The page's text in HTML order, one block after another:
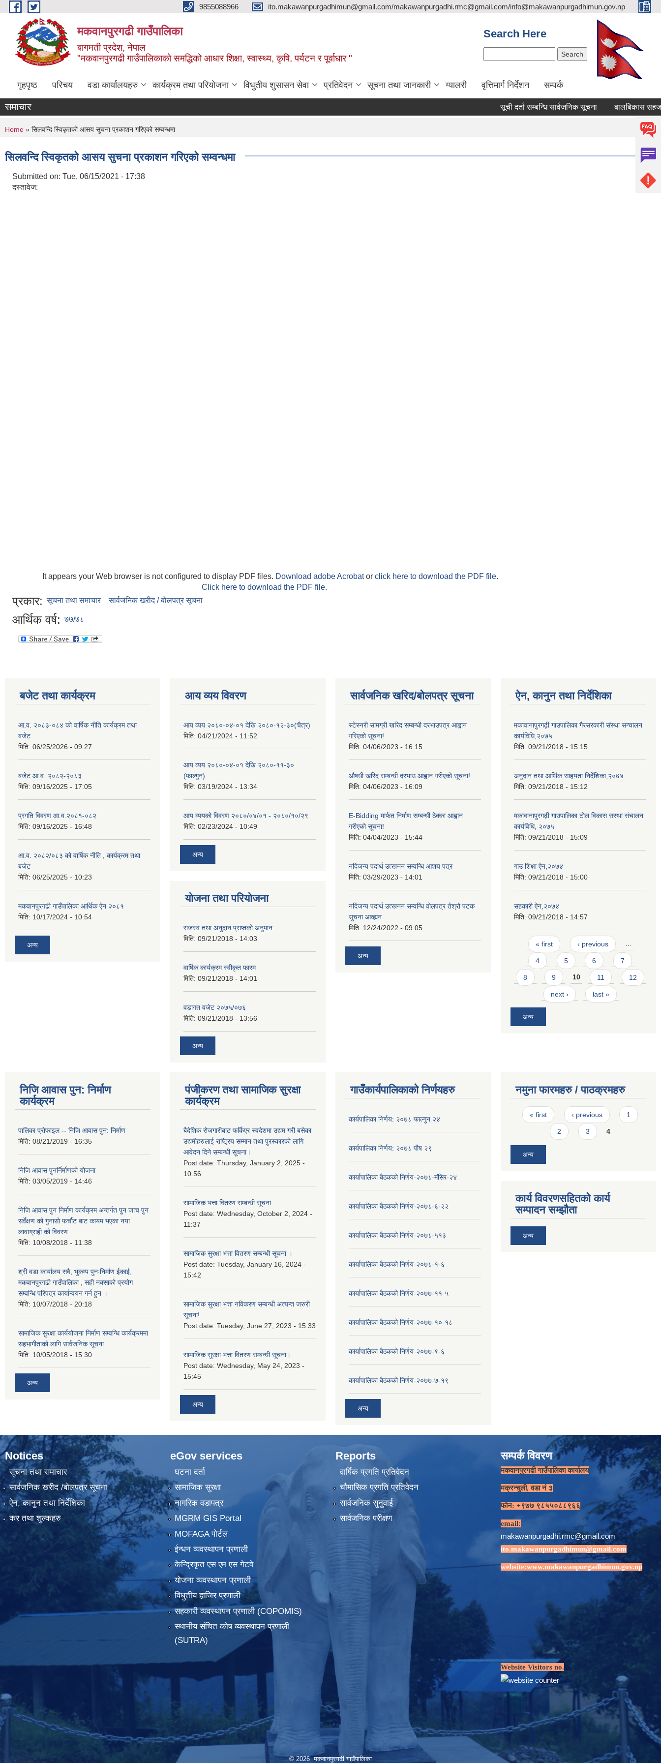
Skip to main content 9855088966 ito.makawanpurgadhimun@gmail.com/makawanpurgadhi.rmc@gmail.com/info@makawanpurgadhimun.gov.np
मकवानपुरगढी गाउँपालिका
बागमती प्रदेश, नेपाल
"मकवानपुरगढी गाउँपालिकाको समद्धिको आधार शिक्षा, स्‍वास्‍थ्‍य, कृषि, पर्यटन र पूर्वाधार "
Search Here
गृहपृष्ठ परिचय वडा कार्यालयहरु कार्यक्रम तथा परियोजना विधुतीय शुसासन सेवा प्रतिवेदन सूचना तथा जानकारी ग्यालरी वृत्तिमार्ग निर्देशन सम्पर्क
समाचार सूची दर्ता सम्बन्धि सार्वजनिक सूचना बालबिकास सहजकर्ता
You are here
Home » सिलवन्दि स्विकृतको आसय सुचना प्रकाशन गरिएको सम्वन्धमा
सिलवन्दि स्विकृतको आसय सुचना प्रकाशन गरिएको सम्वन्धमा
Submitted on: Tue, 06/15/2021 - 17:38
दस्तावेज:
It appears your Web browser is not configured to display PDF files. Download adobe Acrobator click here to download the PDF file.
Click here to download the PDF file.
प्रकार: सूचना तथा समाचार सार्वजनिक खरीद / बोलपत्र सूचना
आर्थिक वर्ष: ७७/७८
बजेट तथा कार्यक्रम
आ.व. २०८३-०८४ को वार्षिक नीति कार्यक्रम तथा
बजेट
मिति: 06/25/2026 - 09:27
बजेट आ.व. २०८२-२०८३
मिति: 09/16/2025 - 17:05
प्रगति विवरण आ.व.२०८१-०८२
मिति: 09/16/2025 - 16:48
आ.व. २०८२/०८३ को वार्षिक नीति , कार्यक्रम तथा
बजेट
मिति: 06/25/2025 - 10:23
मकवानपुरगढी गाउँपालिका आर्थिक ‌‌‌ऐन २०८१
मिति: 10/17/2024 - 10:54
अन्य
आय व्यय विवरण
आय व्यय २०८०-०४-०१ देखि २०८०-१२-३०(चैत्र)
मिति: 04/21/2024 - 11:52
आय व्यय २०८०-०४-०१ देखि २०८०-११-३०
(फाल्गुन)
मिति: 03/19/2024 - 13:34
आय व्ययको विवरण २०८०/०४/०१ - २०८०/१०/२९
मिति: 02/23/2024 - 10:49
अन्य
योजना तथा परियोजना
राजस्व तथा अनुदान प्राप्तको अनुमान
मिति: 09/21/2018 - 14:03
वार्षिक कार्यक्रम स्वीकृत फारम
मिति: 09/21/2018 - 14:01
वडागत वजेट २०७५/०७६
मिति: 09/21/2018 - 13:56
अन्य
सार्वजनिक खरिद/बोलपत्र सूचना
स्टेस्नरी सामग्री खरिद सम्बन्धी दरभाउपत्र आह्वान
गरिएको सूचना!
मिति: 04/06/2023 - 16:15
औषधी खरिद सम्बन्धी दरभाउ आह्वान गरीएको सूचना!
मिति: 04/06/2023 - 16:09
E-Bidding मार्फत निर्माण सम्बन्धी ठेक्का आह्वान
गरीएको सूचना!
मिति: 04/04/2023 - 15:44
नदिजन्य पदार्थ उत्खनन सम्वन्धि आशय पत्र
मिति: 03/29/2023 - 14:01
नदिजन्य पदार्थ उत्खनन सम्वन्धि वोलपत्र तेश्रो पटक
सुचना आव्ह्यन
मिति: 12/24/2022 - 09:05
अन्य
ऐन, कानुन तथा निर्देशिका
मकावानापुरगढ़ी गाउपालिका गैरसरकारी संस्था सन्चालन
कार्यविधि,२०७५
मिति: 09/21/2018 - 15:15
अनुदान तथा आर्थिक साहयता निर्देशिका,२०७४
मिति: 09/21/2018 - 15:12
मकावानापुरगढ़ी गाउपालिका टोल विकास सस्था संचालन
कार्यविधि, २०७५
मिति: 09/21/2018 - 15:09
गाउ शिक्षा ऐन,२०७४
मिति: 09/21/2018 - 15:00
सहकारी ऐन,२०७४
मिति: 09/21/2018 - 14:57
Pages
« first ‹ previous …
4 5 6 7
8 9 10 11 12
next › last »
अन्य
निजि आवास पुन: निर्माण
कार्यक्रम
पालिका प्राेफाइल -- निजि आवास पुन: निर्माण
मिति: 08/21/2019 - 16:35
निजि आवास पुनर्निर्माणको योजना
मिति: 03/05/2019 - 14:46
निजि आवास पुन निर्माण कार्यक्रम अन्तर्गत पुन जाच पुन
सर्वेक्षण को गुनासो फर्चौट बाट कायम भएका नया
लावाग्राही को विवरण
मिति: 10/08/2018 - 11:38
श्री वडा कार्यालय सवै, भुकम्प पुनःनिर्माण ईकाई,
मकवानपुरगढी गाउँपालिका , सही नक्साको प्रयोग
सम्वन्धि परिपत्र कार्यान्वयन गर्न हुन ।
मिति: 10/07/2018 - 20:18
सामाजिक सुरक्षा कार्ययोजना निर्माण सम्वन्धि कार्यक्रममा
सहभागीताको लागि सार्वजनिक सूचना
मिति: 10/05/2018 - 15:30
अन्य
पंजीकरण तथा सामाजिक सुरक्षा
कार्यक्रम
बैदेशिक रोजगारीबाट फर्किएर स्वदेशमा उद्यम गरी बसेका
उद्यमीहरुलाई राष्‍ट्रिय सम्मान तथा पुरस्कारको लागि
आवेदन दिने सम्बन्धी सूचना।
Post date: Thursday, January 2, 2025 -
10:56
सामाजिक भत्ता वितरण सम्बन्धी सूचना
Post date: Wednesday, October 2, 2024 -
11:37
सामाजिक सुरक्षा भत्ता वितरण सम्बन्धी सूचना ।
Post date: Tuesday, January 16, 2024 -
15:42
सामाजिक सुरक्षा भत्ता नविकरण सम्बन्धी अत्यन्त जरुरी
सूचना!
Post date: Tuesday, June 27, 2023 - 15:33
सामाजिक सुरक्षा भत्ता वितरण सम्बन्धी सूचना।
Post date: Wednesday, May 24, 2023 -
15:45
अन्य
गाउँकार्यपालिकाको निर्णयहरु
कार्यपालिका निर्णय: २०७८ फाल्गुन २४
कार्यपालिका निर्णय: २०७८ पौष २९
कार्यापालिका बैठकको निर्णय-२०७८-मंसिर-२४
कार्यापालिका बैठकको निर्णय-२०७८-६-२२
कार्यापालिका बैठकको निर्णय-२०७८-५१३
कार्यापालिका बैठकको निर्णय-२०७८-१-६
कार्यापालिका बैठकको निर्णय-२०७७-११-५
कार्यापालिका बैठकको निर्णय-२०७७-१०-१८
कार्यापालिका बैठकको निर्णय-२०७७-९-६
कार्यापालिका बैठकको निर्णय-२०७७-७-१९
अन्य
नमुना फारमहरु / पाठक्रमहरु
Pages
« first ‹ previous 1
2 3 4
अन्य
कार्य विवरणसहितको कार्य
सम्पादन सम्झौता
अन्य
Notices
सूचना तथा समाचार
सार्वजनिक खरीद /बोलपत्र सूचना
ऐन, कानुन तथा निर्देशिका
कर तथा शुल्कहरु
eGov services
घटना दर्ता
सामाजिक सुरक्षा
नागरिक वडापत्र
MGRM GIS Portal
MOFAGA पोर्टल
ईन्धन व्यवस्थापन प्रणाली
केन्द्रिकृत एस एम एस गेटवे
योजना व्यवस्थापन प्रणाली
विधुतीय हाजिर प्रणाली
सहकारी व्यवस्थापन प्रणाली (COPOMIS)
स्थानीय संचित कोष व्यवस्थापन प्रणाली
(SUTRA)
Reports
वार्षिक प्रगति प्रतिवेदन
चौमासिक प्रगति प्रतिवेदन
सार्वजनिक सुनुवाई
सार्वजनिक परीक्षण
सम्पर्क विवरण
मकवानपुरगढी गाउँपालिका कार्यालय
मक्रन्चुली, वडा नं ३
फोन: +९७७ ९८५५०८८९६६
email:
makawanpurgadhi.rmc@gmail.com
ito.makawanpurgadhimun@gmail.com
website:www.makawanpurgadhimun.gov.np
Website Visitors no.
© 2026 मकवानपुरगढी गाउँपालिका